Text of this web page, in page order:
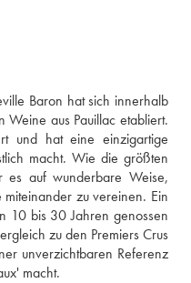
Baron hat sich innerhalb
aus Pauillac etabliert.
und hat eine einzigartige
macht. Wie die größten
auf wunderbare Weise,
zu vereinen. Ein
10 bis 30 Jahren genossen
zu den Premiers Crus
unverzichtbaren Referenz
macht.